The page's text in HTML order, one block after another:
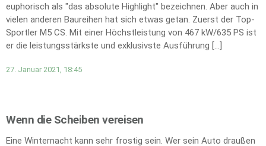
euphorisch als "das absolute Highlight" bezeichnen. Aber auch in
vielen anderen Baureihen hat sich etwas getan. Zuerst der Top-
Sportler M5 CS. Mit einer Höchstleistung von 467 kW/635 PS ist
er die leistungsstärkste und exklusivste Ausführung […]
27. Januar 2021, 18:45
Wenn die Scheiben vereisen
Eine Winternacht kann sehr frostig sein. Wer sein Auto draußen